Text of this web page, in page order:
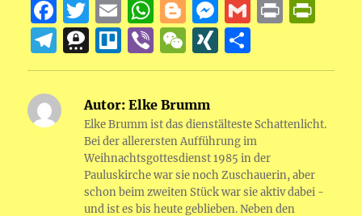
F
a
c
b
T
w
it
r
E
m
ai
W
h
at
A
p
p
B
lo
g
er
M
e
ss
n
g
er
G
ai
P
n n
F
n
T
el
e
g
T
h
re
e
m
a
T
re
ll
o
Vi
b
er
W
e
h
at
X
I
G
ei
n
Autor: Elke Brumm
Elke Brumm ist das dienstälteste Schattenlicht.
Bei der allerersten Aufführung im
Weihnachtsgottesdienst 1985 in der
Pauluskirche war sie noch Zuschauerin, aber
schon beim zweiten Stück war sie aktiv dabei -
und ist es bis heute geblieben. Neben den